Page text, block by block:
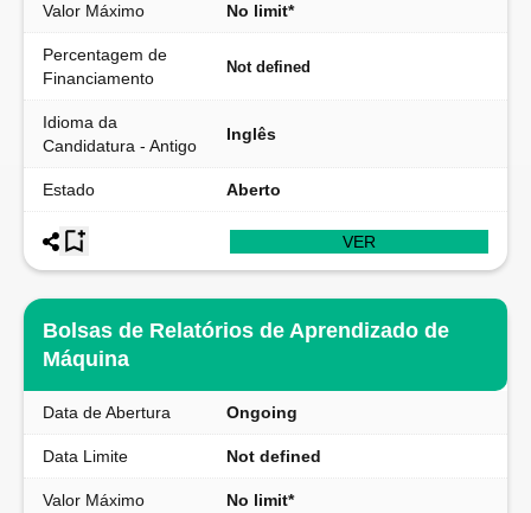
Valor Máximo No limit*
Percentagem de
Financiamento
Not defined
Idioma da
Candidatura - Antigo
Inglês
Estado Aberto
VER
Bolsas de Relatórios de Aprendizado de
Máquina
Data de Abertura Ongoing
Data Limite Not defined
Valor Máximo No limit*